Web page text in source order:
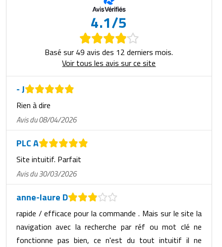
Matériel de musculation
Rôtisserie professionnelle
Sautause professionnelle
Table de cuisson professionnelle
Tables de préparation réfrigérées
Ustensile de cuisine
Vaisselle restaurant
Vitrines réfrigérées
4.1/5
Basé sur 49 avis des 12 derniers mois.
Voir tous les avis sur ce site
- J
Rien à dire
Avis du 08/04/2026
PLC A
Site intuitif. Parfait
Avis du 30/03/2026
anne-laure D
rapide / efficace pour la commande . Mais sur le site la
navigation avec la recherche par réf ou mot clé ne
fonctionne pas bien, ce n'est du tout intuitif il ne